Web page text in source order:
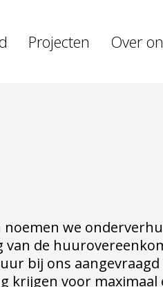
Projecten Over
we
de
bij ons aangevraagd
krijgen voor maximaal